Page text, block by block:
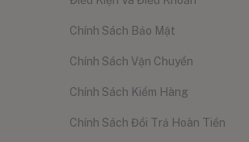
Chính Sách Bảo Mật
Chính Sách Vận Chuyển
Chính Sách Kiểm Hàng
Chính Sách Đổi Trả Hoàn Tiền